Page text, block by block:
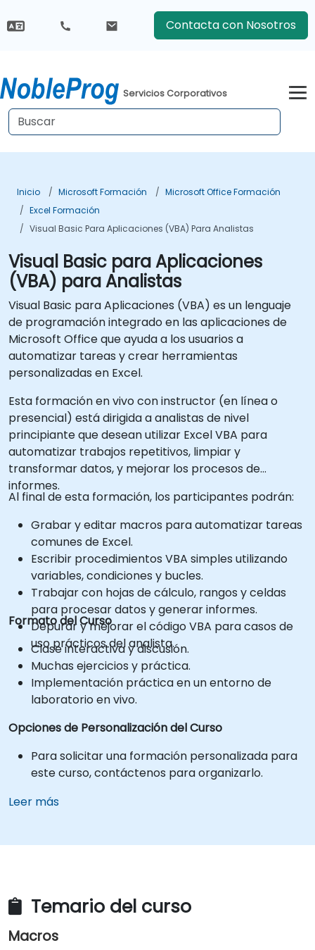
Contacta con Nosotros
Servicios Corporativos
Inicio Microsoft Formación
Microsoft Office Formación
Excel Formación
Visual Basic Para Aplicaciones (VBA) Para Analistas
Visual Basic para Aplicaciones
(VBA) para Analistas
Visual Basic para Aplicaciones (VBA) es un lenguaje
de programación integrado en las aplicaciones de
Microsoft Office que ayuda a los usuarios a
automatizar tareas y crear herramientas
personalizadas en Excel.
Esta formación en vivo con instructor (en línea o
presencial) está dirigida a analistas de nivel
principiante que desean utilizar Excel VBA para
automatizar trabajos repetitivos, limpiar y
transformar datos, y mejorar los procesos de
informes.
Al final de esta formación, los participantes podrán:
Grabar y editar macros para automatizar tareas
comunes de Excel.
Escribir procedimientos VBA simples utilizando
variables, condiciones y bucles.
Trabajar con hojas de cálculo, rangos y celdas
para procesar datos y generar informes.
Depurar y mejorar el código VBA para casos de
uso prácticos del analista.
Formato del Curso
Clase interactiva y discusión.
Muchas ejercicios y práctica.
Implementación práctica en un entorno de
laboratorio en vivo.
Opciones de Personalización del Curso
Para solicitar una formación personalizada para
este curso, contáctenos para organizarlo.
Leer más
Temario del curso
Macros